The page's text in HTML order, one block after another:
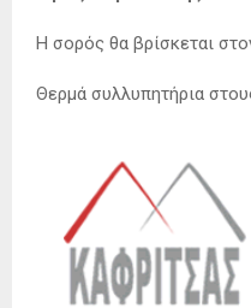
Η σορός θα βρίσκεται
Θερμά συλλυπητήρια